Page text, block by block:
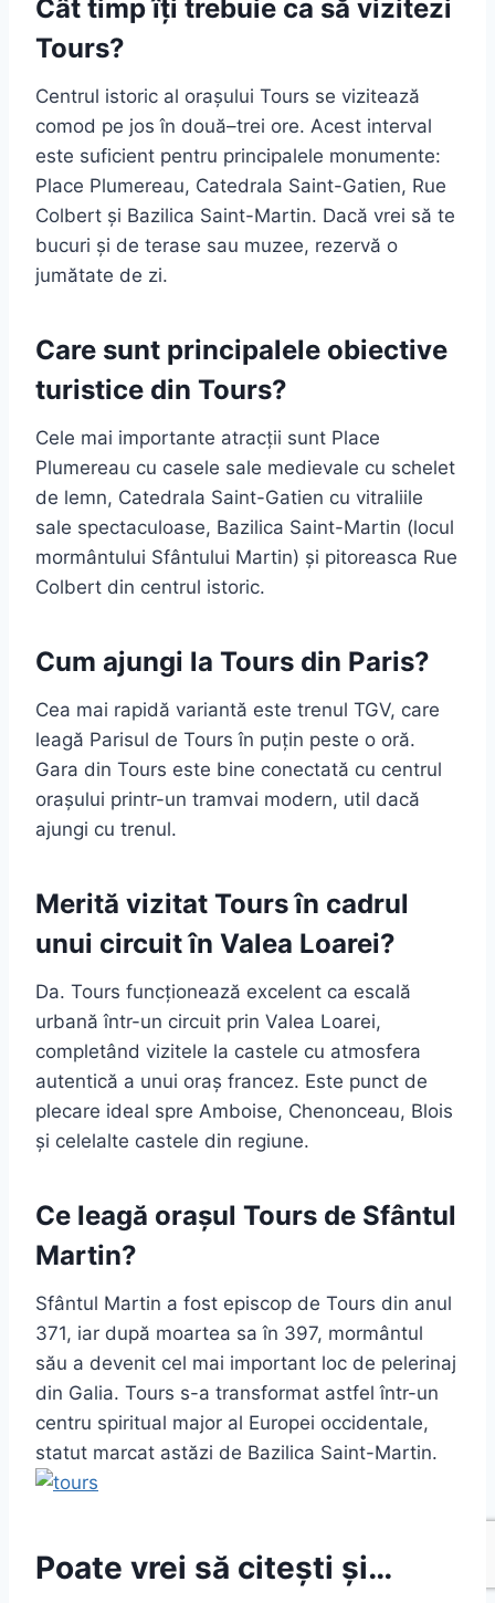
Cât timp îți trebuie ca să vizitezi
Tours?
Centrul istoric al orașului Tours se vizitează
comod pe jos în două–trei ore. Acest interval
este suficient pentru principalele monumente:
Place Plumereau, Catedrala Saint-Gatien, Rue
Colbert și Bazilica Saint-Martin. Dacă vrei să te
bucuri și de terase sau muzee, rezervă o
jumătate de zi.
Care sunt principalele obiective
turistice din Tours?
Cele mai importante atracții sunt Place
Plumereau cu casele sale medievale cu schelet
de lemn, Catedrala Saint-Gatien cu vitraliile
sale spectaculoase, Bazilica Saint-Martin (locul
mormântului Sfântului Martin) și pitoreasca Rue
Colbert din centrul istoric.
Cum ajungi la Tours din Paris?
Cea mai rapidă variantă este trenul TGV, care
leagă Parisul de Tours în puțin peste o oră.
Gara din Tours este bine conectată cu centrul
orașului printr-un tramvai modern, util dacă
ajungi cu trenul.
Merită vizitat Tours în cadrul
unui circuit în Valea Loarei?
Da. Tours funcționează excelent ca escală
urbană într-un circuit prin Valea Loarei,
completând vizitele la castele cu atmosfera
autentică a unui oraș francez. Este punct de
plecare ideal spre Amboise, Chenonceau, Blois
și celelalte castele din regiune.
Ce leagă orașul Tours de Sfântul
Martin?
Sfântul Martin a fost episcop de Tours din anul
371, iar după moartea sa în 397, mormântul
său a devenit cel mai important loc de pelerinaj
din Galia. Tours s-a transformat astfel într-un
centru spiritual major al Europei occidentale,
statut marcat astăzi de Bazilica Saint-Martin.
Poate vrei să citești și…